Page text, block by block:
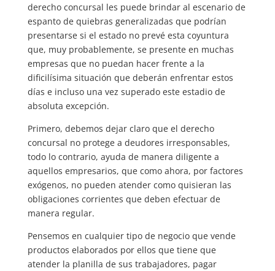
derecho concursal les puede brindar al escenario de
espanto de quiebras generalizadas que podrían
presentarse si el estado no prevé esta coyuntura
que, muy probablemente, se presente en muchas
empresas que no puedan hacer frente a la
dificilísima situación que deberán enfrentar estos
días e incluso una vez superado este estadio de
absoluta excepción.
Primero, debemos dejar claro que el derecho
concursal no protege a deudores irresponsables,
todo lo contrario, ayuda de manera diligente a
aquellos empresarios, que como ahora, por factores
exógenos, no pueden atender como quisieran las
obligaciones corrientes que deben efectuar de
manera regular.
Pensemos en cualquier tipo de negocio que vende
productos elaborados por ellos que tiene que
atender la planilla de sus trabajadores, pagar